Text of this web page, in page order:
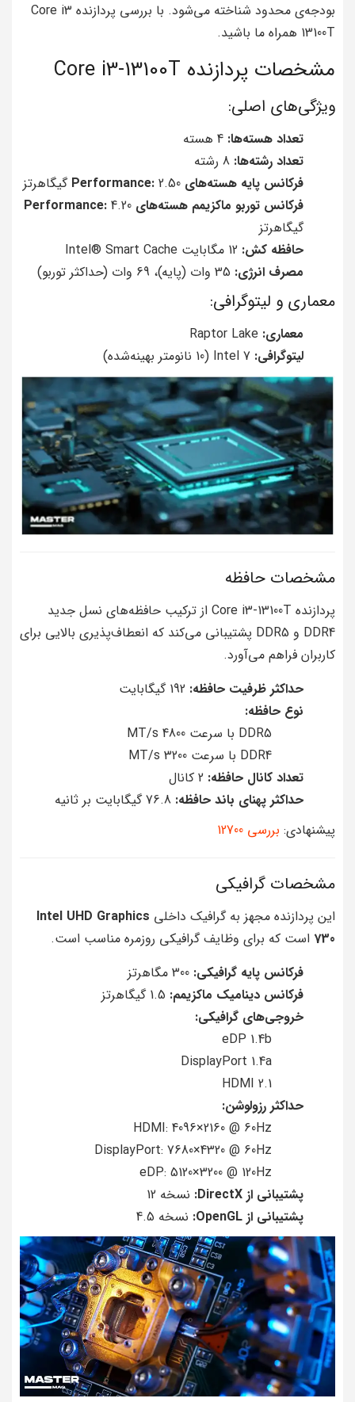
بودجه‌ی محدود شناخته می‌شود. با بررسی پردازنده Core i3
13100T همراه ما باشید.
مشخصات پردازنده Core i3-13100T
ویژگی‌های اصلی:
تعداد هسته‌ها:
تعداد رشته‌ها:
فرکانس پایه هسته‌های Performance: 2.50 گیگاهرتز
فرکانس توربو ماکزیمم هسته‌های Performance: 4.20
گیگاهرتز
حافظه کش:
مصرف انرژی:
معماری و لیتوگرافی:
معماری:
لیتوگرافی:
مشخصات حافظه
پردازنده Core i3-13100T از ترکیب حافظه‌های نسل جدید
DDR4 و DDR5 پشتیبانی می‌کند که انعطاف‌پذیری بالایی برای
کاربران فراهم می‌آورد.
حداکثر ظرفیت حافظه:
نوع حافظه:
DDR5 با سرعت 4800 MT/s
DDR4 با سرعت 3200 MT/s
تعداد کانال حافظه:
حداکثر پهنای باند حافظه:
پیشنهادی: بررسی 12700
مشخصات گرافیکی
این پردازنده مجهز به گرافیک داخلی Intel UHD Graphics
730 است که برای وظایف گرافیکی روزمره مناسب است.
فرکانس پایه گرافیکی:
فرکانس دینامیک ماکزیمم:
خروجی‌های گرافیکی:
eDP 1.4b
DisplayPort 1.4a
HDMI 2.1
حداکثر رزولوشن:
HDMI: 4096×2160 @ 60Hz
DisplayPort: 7680×4320 @ 60Hz
eDP: 5120×3200 @ 120Hz
پشتیبانی از DirectX:
نسخه 12
پشتیبانی از OpenGL:
نسخه 4.5